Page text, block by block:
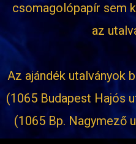
csomagolópapír sem
az
Az ajándék utalványok
(1065 Budapest Hajós
(1065 Bp. Nagymező